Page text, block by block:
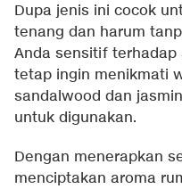
Dupa jenis ini cocok
tenang dan harum
Anda sensitif
tetap ingin menikmati
sandalwood dan
untuk digunakan.
Dengan menerapkan
menciptakan aroma